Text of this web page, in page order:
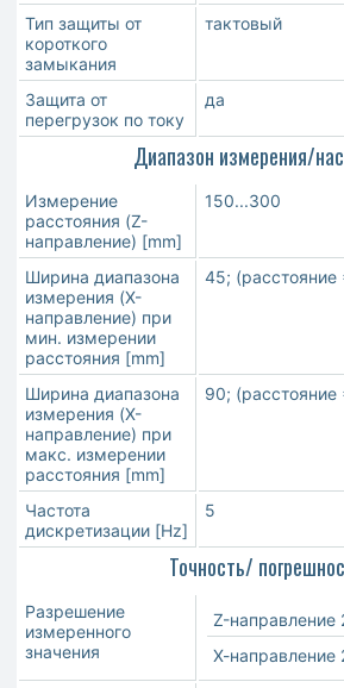
Тип защиты от
короткого
замыкания
тактовый
Защита от
перегрузок по току
да
Диапазон измерения/
Измерение
расстояния (Z-
направление) [mm]
150...300
Ширина диапазона
измерения (X-
направление) при
мин. измерении
расстояния [mm]
45; (расстояние
Ширина диапазона
измерения (X-
направление) при
макс. измерении
расстояния [mm]
90; (расстояние
Частота
дискретизации [Hz]
5
Точность/
Разрешение
измеренного
значения
Z-направление
Х-направление